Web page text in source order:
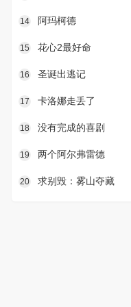
14 阿玛柯德
15 花心2最好命
16 圣诞出逃记
17 卡洛娜走丢了
18 没有完成的喜剧
19 两个阿尔弗雷德
20 求别毁：雾山夺藏